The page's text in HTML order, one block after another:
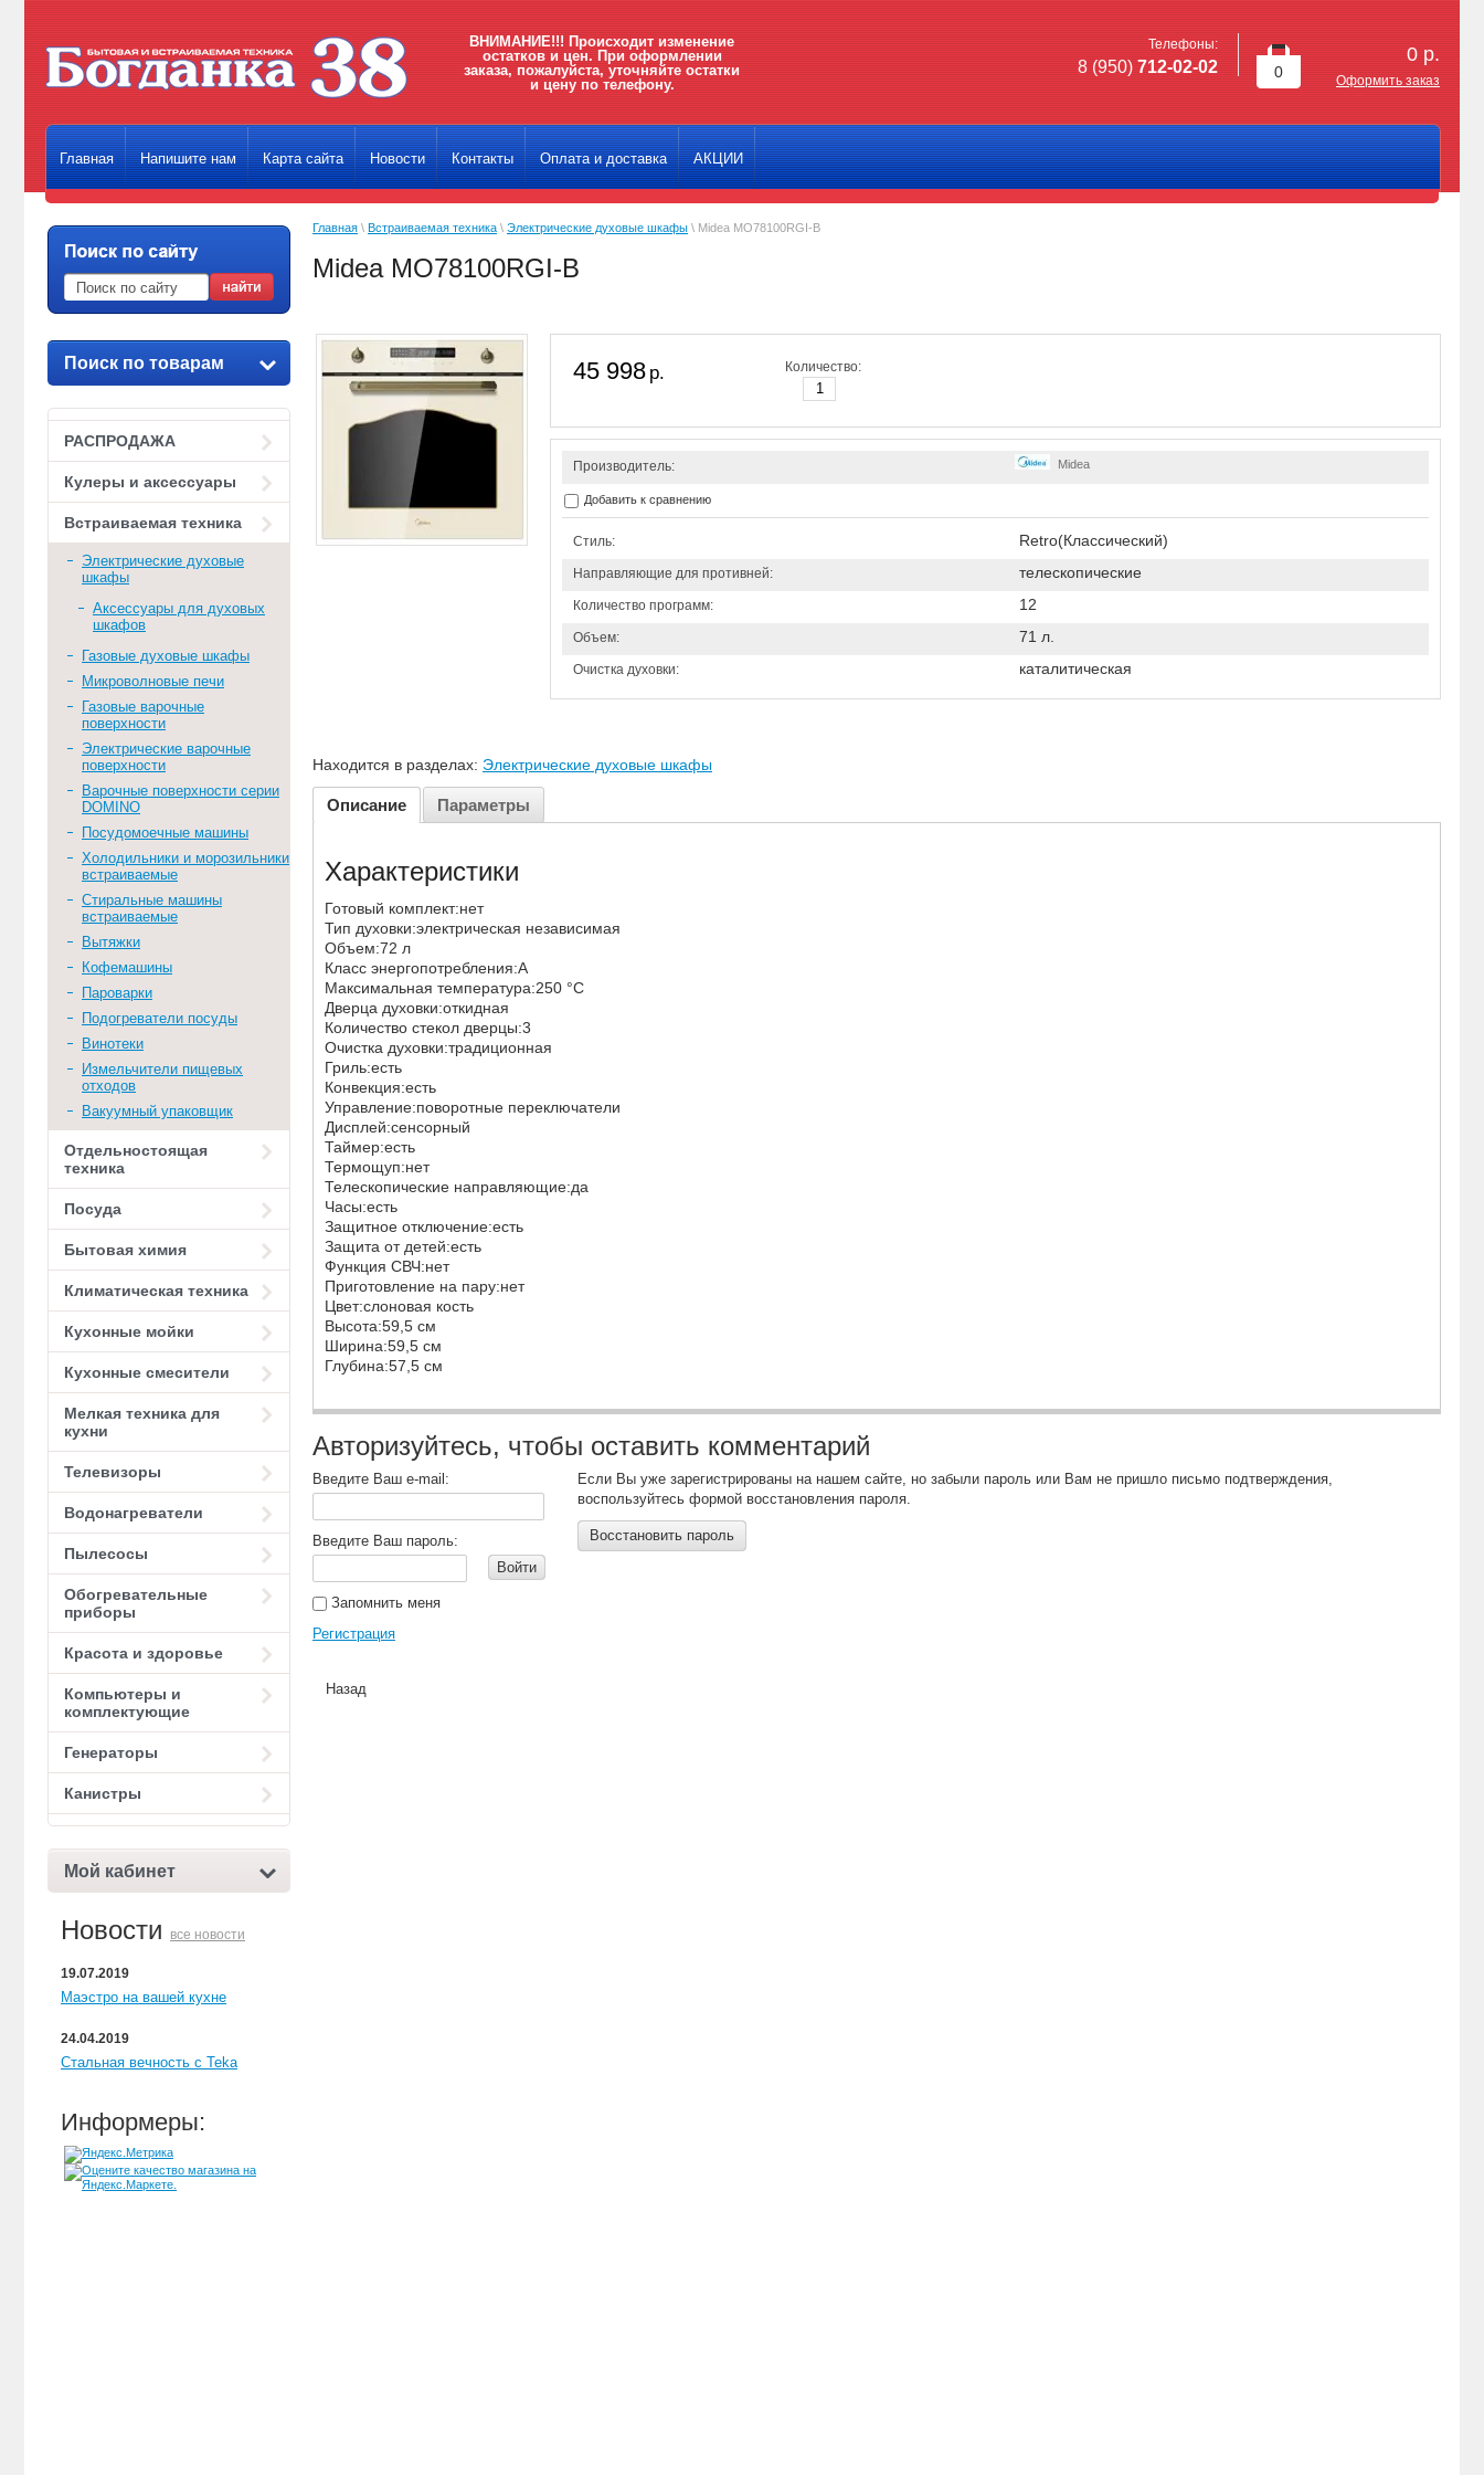
ВНИМАНИЕ!!! Происходит изменение
остатков и цен. При оформлении
заказа, пожалуйста, уточняйте остатки
и цену по телефону.
0
0 р.
Оформить заказ
Телефоны:
8 (950) 712-02-02
Главная Напишите нам Карта сайта Новости Контакты Оплата и доставка АКЦИИ
Поиск по товарам
РАСПРОДАЖА
Кулеры и аксессуары
Встраиваемая техника
Электрические духовые
шкафы
Аксессуары для духовых
шкафов
Газовые духовые шкафы
Микроволновые печи
Газовые варочные
поверхности
Электрические варочные
поверхности
Варочные поверхности серии
DOMINO
Посудомоечные машины
Холодильники и морозильники
встраиваемые
Стиральные машины
встраиваемые
Вытяжки
Кофемашины
Пароварки
Подогреватели посуды
Винотеки
Измельчители пищевых
отходов
Вакуумный упаковщик
Отдельностоящая
техника
Посуда
Бытовая химия
Климатическая техника
Кухонные мойки
Кухонные смесители
Мелкая техника для
кухни
Телевизоры
Водонагреватели
Пылесосы
Обогревательные
приборы
Красота и здоровье
Компьютеры и
комплектующие
Генераторы
Канистры
Мой кабинет
Новости все новости
19.07.2019
Маэстро на вашей кухне
24.04.2019
Стальная вечность с Teka
Информеры:
Главная \ Встраиваемая техника \ Электрические духовые шкафы \ Midea MO78100RGI-B
Midea MO78100RGI-B
45 998 р. Количество:
Производитель: Midea
Добавить к сравнению
Стиль: Retro(Классический)
Направляющие для противней: телескопические
Количество программ: 12
Объем: 71 л.
Очистка духовки: каталитическая
Находится в разделах: Электрические духовые шкафы
Описание Параметры
Характеристики
Готовый комплект:нет
Тип духовки:электрическая независимая
Объем:72 л
Класс энергопотребления:А
Максимальная температура:250 °С
Дверца духовки:откидная
Количество стекол дверцы:3
Очистка духовки:традиционная
Гриль:есть
Конвекция:есть
Управление:поворотные переключатели
Дисплей:сенсорный
Таймер:есть
Термощуп:нет
Телескопические направляющие:да
Часы:есть
Защитное отключение:есть
Защита от детей:есть
Функция СВЧ:нет
Приготовление на пару:нет
Цвет:слоновая кость
Высота:59,5 см
Ширина:59,5 см
Глубина:57,5 см
Авторизуйтесь, чтобы оставить комментарий
Введите Ваш e-mail:
Введите Ваш пароль:
Войти
Запомнить меня
Регистрация
Если Вы уже зарегистрированы на нашем сайте, но забыли пароль или Вам не пришло письмо подтверждения,
воспользуйтесь формой восстановления пароля.
Восстановить пароль
Назад